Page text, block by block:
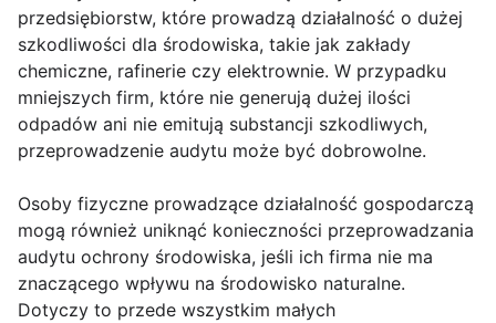
przedsiębiorstw, które prowadzą działalność o dużej
szkodliwości dla środowiska, takie jak zakłady
chemiczne, rafinerie czy elektrownie. W przypadku
mniejszych firm, które nie generują dużej ilości
odpadów ani nie emitują substancji szkodliwych,
przeprowadzenie audytu może być dobrowolne.
Osoby fizyczne prowadzące działalność gospodarczą
mogą również uniknąć konieczności przeprowadzania
audytu ochrony środowiska, jeśli ich firma nie ma
znaczącego wpływu na środowisko naturalne.
Dotyczy to przede wszystkim małych